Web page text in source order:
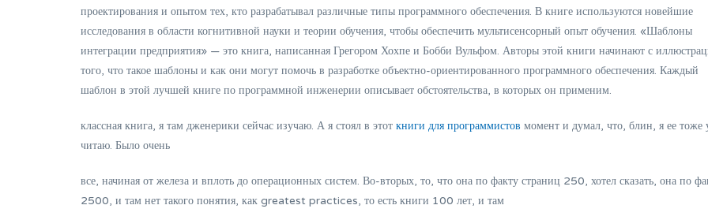
проектирования и опытом тех, кто разрабатывал различные типы программного обеспечения. В книге используются новейшие
исследования в области когнитивной науки и теории обучения, чтобы обеспечить мультисенсорный опыт обучения. «Шаблоны
интеграции предприятия» — это книга, написанная Грегором Хохпе и Бобби Вульфом. Авторы этой книги начинают с
того, что такое шаблоны и как они могут помочь в разработке объектно-ориентированного программного обеспечения. Каждый
шаблон в этой лучшей книге по программной инженерии описывает обстоятельства, в которых он применим.
классная книга, я там дженерики сейчас изучаю. А я стоял в этот книги для программистов момент и думал, что, блин, я ее тоже
читаю. Было очень
все, начиная от железа и вплоть до операционных систем. Во-вторых, то, что она по факту страниц 250, хотел сказать, она по
2500, и там нет такого понятия, как greatest practices, то есть книги 100 лет, и там